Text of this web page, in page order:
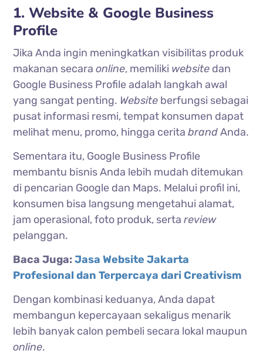
1. Website & Google Business
Profile
Jika Anda ingin meningkatkan visibilitas produk
makanan secaraonline, memiliki website dan
Google Business Profile adalah langkah awal
yang sangat penting. Website berfungsi sebagai
pusat informasi resmi, tempat konsumen dapat
melihat menu, promo, hingga ceritabrandAnda.
Sementara itu, Google Business Profile
membantu bisnis Anda lebih mudah ditemukan
di pencarian Google dan Maps. Melalui profil ini,
konsumen bisa langsung mengetahui alamat,
jam operasional, foto produk, sertareview
pelanggan.
Baca Juga: Jasa Website Jakarta
Profesional dan Terpercaya dari Creativism
Dengan kombinasi keduanya, Anda dapat
membangun kepercayaan sekaligus menarik
lebih banyak calon pembeli secara lokal maupun
online.